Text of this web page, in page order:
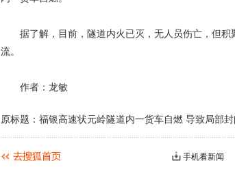
据了解，目前，隧道内火已灭，无人员伤亡，但积
流。
作者：龙敏
原标题：福银高速状元岭隧道内一货车自燃 导致局部封
手机看新闻